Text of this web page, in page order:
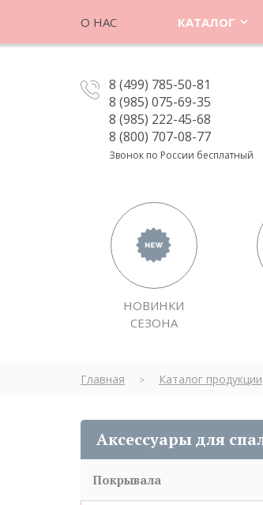
О НАС КАТАЛОГ
8 (499) 785-50-81
8 (985) 075-69-35
8 (985) 222-45-68
8 (800) 707-08-77
Звонок по России бесплатный
НОВИНКИ
СЕЗОНА
Главная > Каталог продукции
Аксессуары для
Покрывала